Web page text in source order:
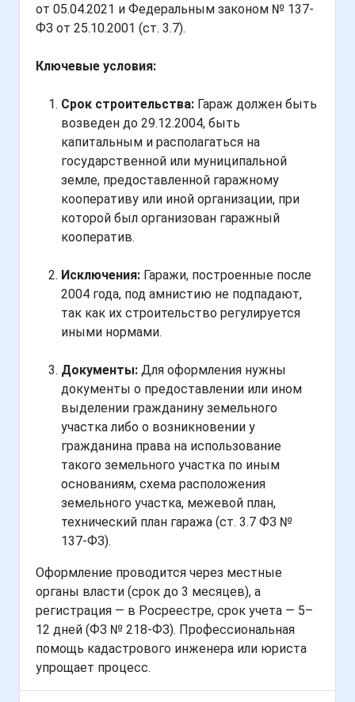
от 05.04.2021 и Федеральным законом № 137-
ФЗ от 25.10.2001 (ст. 3.7).
Ключевые условия:
Срок строительства: Гараж должен быть
возведен до 29.12.2004, быть
капитальным и располагаться на
государственной или муниципальной
земле, предоставленной гаражному
кооперативу или иной организации, при
которой был организован гаражный
кооператив.
Исключения: Гаражи, построенные после
2004 года, под амнистию не подпадают,
так как их строительство регулируется
иными нормами.
Документы: Для оформления нужны
документы о предоставлении или ином
выделении гражданину земельного
участка либо о возникновении у
гражданина права на использование
такого земельного участка по иным
основаниям, схема расположения
земельного участка, межевой план,
технический план гаража (ст. 3.7 ФЗ №
137-ФЗ).
Оформление проводится через местные
органы власти (срок до 3 месяцев), а
регистрация — в Росреестре, срок учета — 5–
12 дней (ФЗ № 218-ФЗ). Профессиональная
помощь кадастрового инженера или юриста
упрощает процесс.